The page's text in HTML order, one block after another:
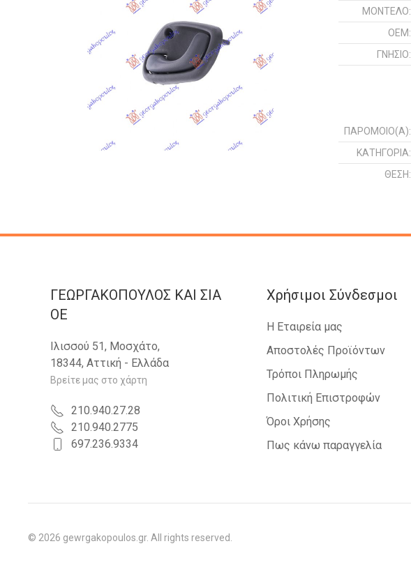
ΜΟΝΤΕΛΟ:
OEM:
ΓΝΉΣΙΟ:
ΠΑΡΌΜΟΙΟ(Α):
ΚΑΤΗΓΟΡΊΑ:
ΘΈΣΗ:
ΓΕΩΡΓΑΚΟΠΟΥΛΟΣ KAI ΣΙΑ
OE
Ιλισσού 51, Μοσχάτο,
18344, Αττική - Ελλάδα
Βρείτε μας στο χάρτη
210.940.27.28
210.940.2775
697.236.9334
Χρήσιμοι Σύνδεσμοι
Η Εταιρεία μας
Αποστολές Προϊόντων
Τρόποι Πληρωμής
Πολιτική Επιστροφών
Όροι Χρήσης
Πως κάνω παραγγελία
© 2026 gewrgakopoulos.gr. All rights reserved.